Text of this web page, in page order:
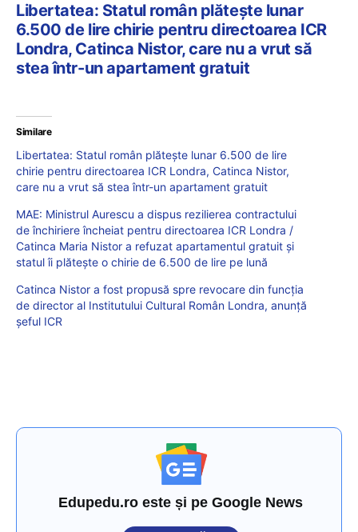
Libertatea: Statul român plătește lunar
6.500 de lire chirie pentru directoarea ICR
Londra, Catinca Nistor, care nu a vrut să
stea într-un apartament gratuit
Similare
Libertatea: Statul român plătește lunar 6.500 de lire
chirie pentru directoarea ICR Londra, Catinca Nistor,
care nu a vrut să stea într-un apartament gratuit
MAE: Ministrul Aurescu a dispus rezilierea contractului
de închiriere încheiat pentru directoarea ICR Londra /
Catinca Maria Nistor a refuzat apartamentul gratuit și
statul îi plătește o chirie de 6.500 de lire pe lună
Catinca Nistor a fost propusă spre revocare din funcția
de director al Institutului Cultural Român Londra, anunță
șeful ICR
Edupedu.ro este și pe Google News